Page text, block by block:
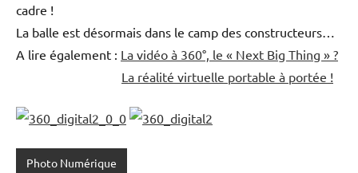
cadre !
La balle est désormais dans le camp des constructeurs…
A lire également : La vidéo à 360°, le « Next Big Thing » ?
La réalité virtuelle portable à portée !
Photo Numérique